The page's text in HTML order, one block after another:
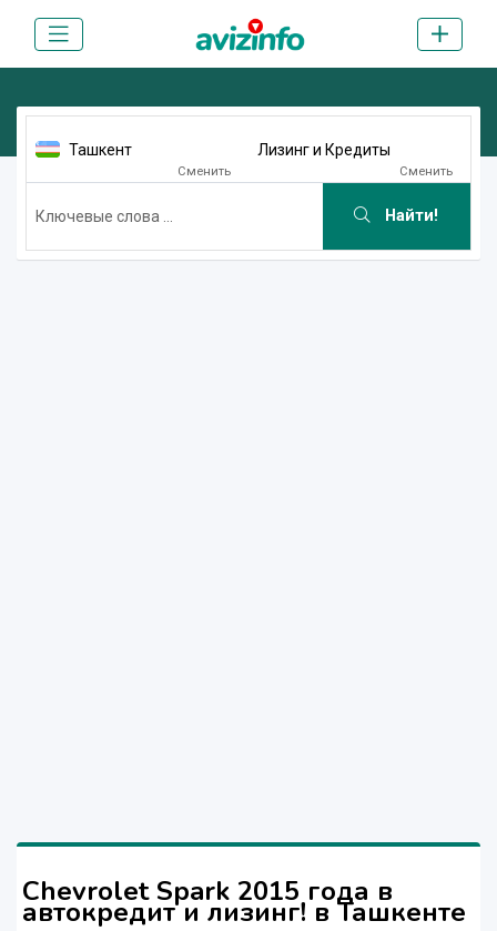
Ташкент
Сменить
Лизинг и Кредиты
Сменить
Найти!
Chevrolet Spark 2015 года в
автокредит и лизинг! в Ташкенте